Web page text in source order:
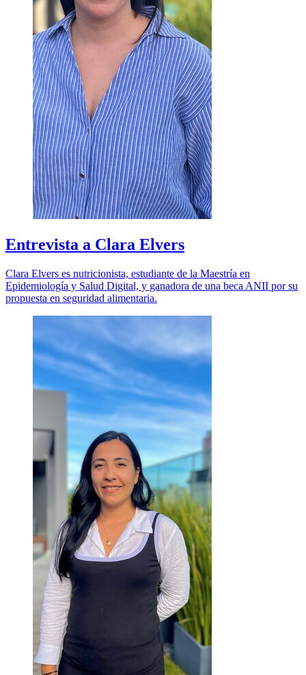
Entrevista a Clara Elvers
Clara Elvers es nutricionista, estudiante de la Maestría en
Epidemiología y Salud Digital, y ganadora de una beca ANII por su
propuesta en seguridad alimentaria.